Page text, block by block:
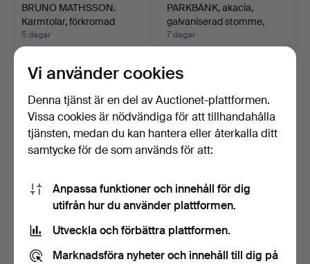
BRUNO MATHSSON.
Karmtolar, förkromad
benst…
5 dagar
175 USD
PARKBÄNK, akacia,
galvaniserad stomme,
sam…
7 dagar
PARKBÄNK, akacia,
galvaniserad stomme,
HANS-AGNE JAKOBSSON.
Bordsfotogenlampa, ba…
Vi använder cookies
Denna tjänst är en del av Auctionet-plattformen.
Vissa cookies är nödvändiga för att tillhandahålla
tjänsten, medan du kan hantera eller återkalla ditt
samtycke för de som används för att:
Anpassa funktioner och innehåll för dig
utifrån hur du använder plattformen.
Utveckla och förbättra plattformen.
Marknadsföra nyheter och innehåll till dig på